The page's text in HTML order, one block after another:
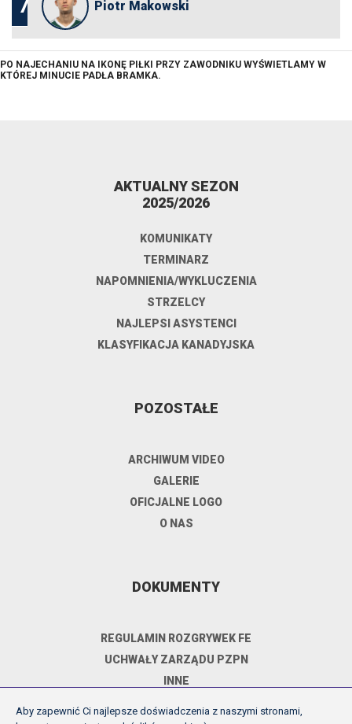
7 Piotr Makowski
PO NAJECHANIU NA IKONĘ PIŁKI PRZY ZAWODNIKU WYŚWIETLAMY W
KTÓREJ MINUCIE PADŁA BRAMKA.
AKTUALNY SEZON
2025/2026
KOMUNIKATY
TERMINARZ
NAPOMNIENIA/WYKLUCZENIA
STRZELCY
NAJLEPSI ASYSTENCI
KLASYFIKACJA KANADYJSKA
POZOSTAŁE
ARCHIWUM VIDEO
GALERIE
OFICJALNE LOGO
O NAS
DOKUMENTY
REGULAMIN ROZGRYWEK FE
UCHWAŁY ZARZĄDU PZPN
INNE
Aby zapewnić Ci najlepsze doświadczenia z naszymi stronami,